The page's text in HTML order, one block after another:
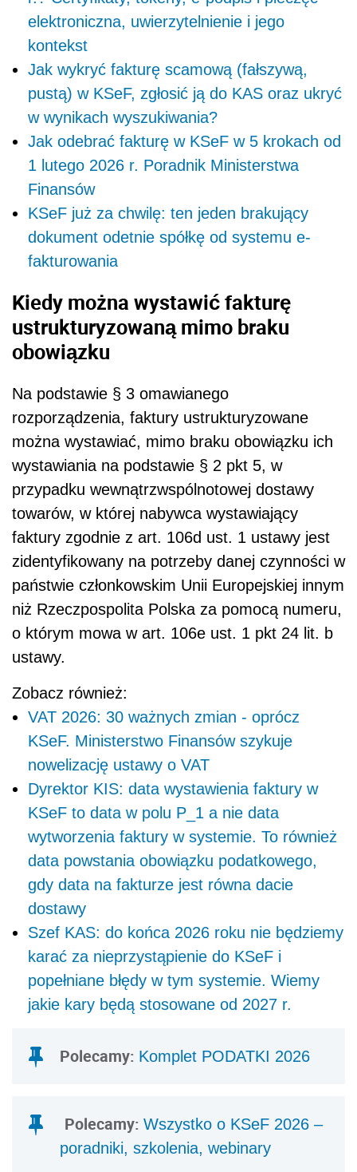
elektroniczna, uwierzytelnienie i jego
kontekst
Jak wykryć fakturę scamową (fałszywą,
pustą) w KSeF, zgłosić ją do KAS oraz ukryć
w wynikach wyszukiwania?
Jak odebrać fakturę w KSeF w 5 krokach od
1 lutego 2026 r. Poradnik Ministerstwa
Finansów
KSeF już za chwilę: ten jeden brakujący
dokument odetnie spółkę od systemu e-
fakturowania
Kiedy można wystawić fakturę
ustrukturyzowaną mimo braku
obowiązku
Na podstawie § 3 omawianego
rozporządzenia, faktury ustrukturyzowane
można wystawiać, mimo braku obowiązku ich
wystawiania na podstawie § 2 pkt 5, w
przypadku wewnątrzwspólnotowej dostawy
towarów, w której nabywca wystawiający
faktury zgodnie z art. 106d ust. 1 ustawy jest
zidentyfikowany na potrzeby danej czynności w
państwie członkowskim Unii Europejskiej innym
niż Rzeczpospolita Polska za pomocą numeru,
o którym mowa w art. 106e ust. 1 pkt 24 lit. b
ustawy.
Zobacz również:
VAT 2026: 30 ważnych zmian - oprócz
KSeF. Ministerstwo Finansów szykuje
nowelizację ustawy o VAT
Dyrektor KIS: data wystawienia faktury w
KSeF to data w polu P_1 a nie data
wytworzenia faktury w systemie. To również
data powstania obowiązku podatkowego,
gdy data na fakturze jest równa dacie
dostawy
Szef KAS: do końca 2026 roku nie będziemy
karać za nieprzystąpienie do KSeF i
popełniane błędy w tym systemie. Wiemy
jakie kary będą stosowane od 2027 r.
Polecamy: Komplet PODATKI 2026
Polecamy: Wszystko o KSeF 2026 –
poradniki, szkolenia, webinary